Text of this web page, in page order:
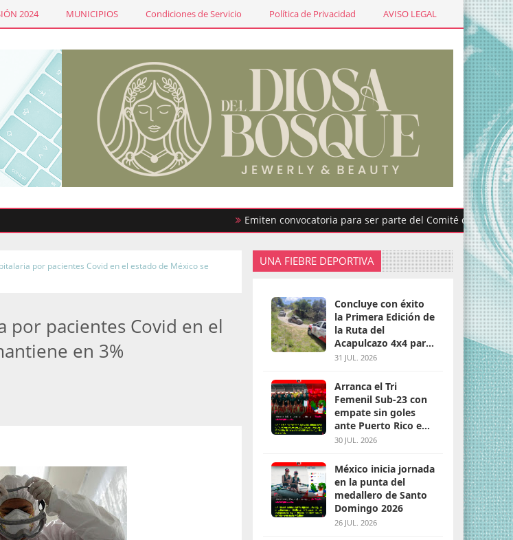
2024 MUNICIPIOS Condiciones de Servicio Política de Privacidad AVISO LEGAL
Emiten convocatoria para ser parte del Comité de Participación
por pacientes Covid en el estado de México se
por pacientes Covid en el
en 3%
UNA FIEBRE DEPORTIVA
Concluye con éxito
la Primera Edición de
la Ruta del
Acapulcazo 4x4 para
parejas
31 JUL. 2026
Arranca el Tri
Femenil Sub-23 con
empate sin goles
ante Puerto Rico en
Santo Domingo 2026
30 JUL. 2026
México inicia jornada
en la punta del
medallero de Santo
Domingo 2026
26 JUL. 2026